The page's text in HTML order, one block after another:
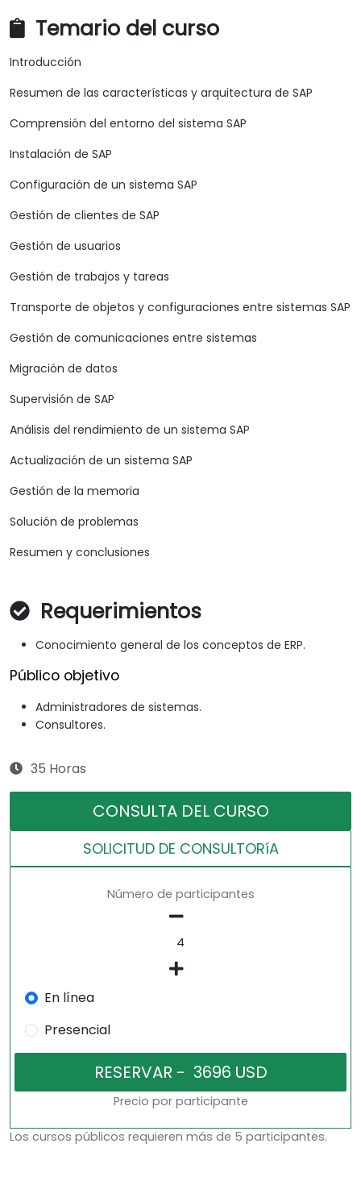
Temario del curso
Introducción
Resumen de las características y arquitectura de SAP
Comprensión del entorno del sistema SAP
Instalación de SAP
Configuración de un sistema SAP
Gestión de clientes de SAP
Gestión de usuarios
Gestión de trabajos y tareas
Transporte de objetos y configuraciones entre sistemas SAP
Gestión de comunicaciones entre sistemas
Migración de datos
Supervisión de SAP
Análisis del rendimiento de un sistema SAP
Actualización de un sistema SAP
Gestión de la memoria
Solución de problemas
Resumen y conclusiones
Requerimientos
Conocimiento general de los conceptos de ERP.
Público objetivo
Administradores de sistemas.
Consultores.
35 Horas
CONSULTA DEL CURSO
SOLICITUD DE CONSULTORíA
Número de participantes
En línea
Presencial
Precio por participante
Los cursos públicos requieren más de 5 participantes.